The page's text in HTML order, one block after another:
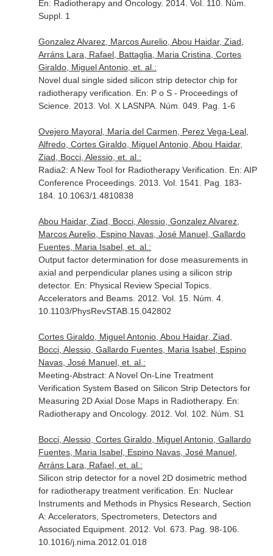
En: Radiotherapy and Oncology. 2014. Vol. 110. Núm.
Suppl. 1
Gonzalez Alvarez, Marcos Aurelio, Abou Haidar, Ziad,
Arráns Lara, Rafael, Battaglia, Maria Cristina, Cortes
Giraldo, Miguel Antonio, et. al.:
Novel dual single sided silicon strip detector chip for
radiotherapy verification. En: P o S - Proceedings of
Science. 2013. Vol. X LASNPA. Núm. 049. Pag. 1-6
Ovejero Mayoral, María del Carmen, Perez Vega-Leal,
Alfredo, Cortes Giraldo, Miguel Antonio, Abou Haidar,
Ziad, Bocci, Alessio, et. al.:
Radia2: A New Tool for Radiotherapy Verification. En: AIP
Conference Proceedings. 2013. Vol. 1541. Pag. 183-
184. 10.1063/1.4810838
Abou Haidar, Ziad, Bocci, Alessio, Gonzalez Alvarez,
Marcos Aurelio, Espino Navas, José Manuel, Gallardo
Fuentes, Maria Isabel, et. al.:
Output factor determination for dose measurements in
axial and perpendicular planes using a silicon strip
detector. En: Physical Review Special Topics.
Accelerators and Beams. 2012. Vol. 15. Núm. 4.
10.1103/PhysRevSTAB.15.042802
Cortes Giraldo, Miguel Antonio, Abou Haidar, Ziad,
Bocci, Alessio, Gallardo Fuentes, Maria Isabel, Espino
Navas, José Manuel, et. al.:
Meeting-Abstract: A Novel On-Line Treatment
Verification System Based on Silicon Strip Detectors for
Measuring 2D Axial Dose Maps in Radiotherapy. En:
Radiotherapy and Oncology. 2012. Vol. 102. Núm. S1
Bocci, Alessio, Cortes Giraldo, Miguel Antonio, Gallardo
Fuentes, Maria Isabel, Espino Navas, José Manuel,
Arráns Lara, Rafael, et. al.:
Silicon strip detector for a novel 2D dosimetric method
for radiotherapy treatment verification. En: Nuclear
Instruments and Methods in Physics Research, Section
A: Accelerators, Spectrometers, Detectors and
Associated Equipment. 2012. Vol. 673. Pag. 98-106.
10.1016/j.nima.2012.01.018